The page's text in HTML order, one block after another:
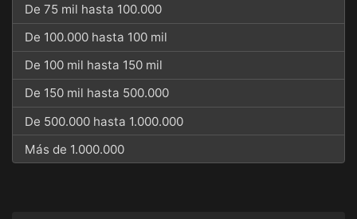
De 75 mil hasta 100.000
De 100.000 hasta 100 mil
De 100 mil hasta 150 mil
De 150 mil hasta 500.000
De 500.000 hasta 1.000.000
Más de 1.000.000